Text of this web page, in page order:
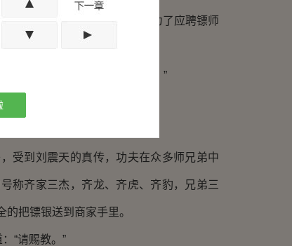
他说 ：“我叫姜风疾， 我来为了应聘镖师
文彪，你就陪姜朋友过几招。”
赐教。”
到刘震天的真传，功夫在众多师兄弟中
称齐家三杰，齐龙、齐虎、齐豹，兄弟三
把镖银送到商家手里。
“请赐教。”